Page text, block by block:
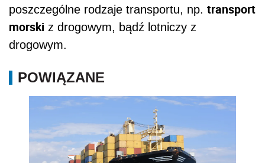
poszczególne rodzaje transportu, np. transport
morski z drogowym, bądź lotniczy z
drogowym.
POWIĄZANE